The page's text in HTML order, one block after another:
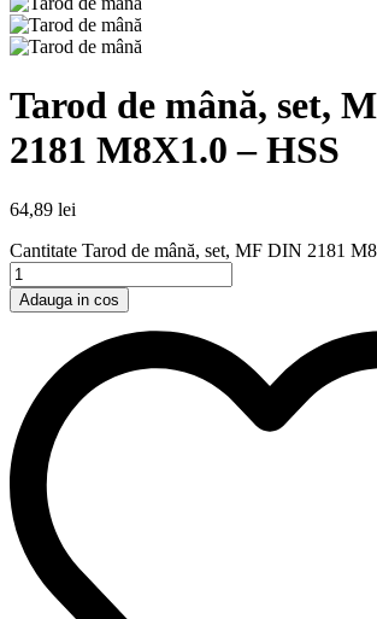
Tarod de mână, set,
2181 M8X1.0 – HSS
64,89 lei
Cantitate Tarod de mână, set, MF DIN 2181
Adauga in cos